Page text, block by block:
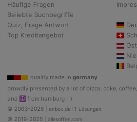
Häufige Fragen
Beliebte Suchbegriffe
Quiz, Frage Antwort
Top Kreditangebot
quality made in germany
prowdly presented by a lot of pizza, coke,
and ☮ from hamburg ;-)
© 2003-2026 | enbox.de IT Lösungen
© 2019-2026 | allesoffen.com